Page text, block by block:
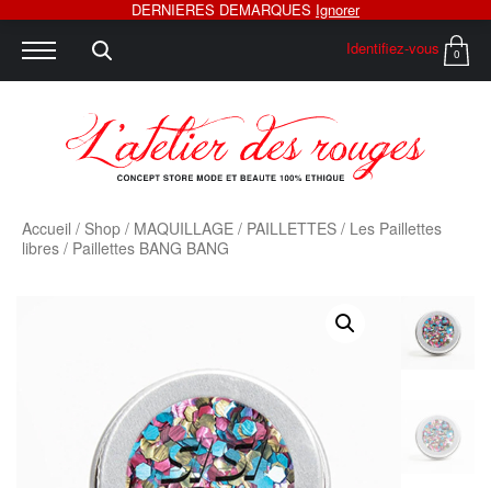
Identifiez-vous 0
Accueil / Shop / MAQUILLAGE / PAILLETTES / Les Paillettes
libres / Paillettes BANG BANG
DERNIERES DEMARQUES Ignorer